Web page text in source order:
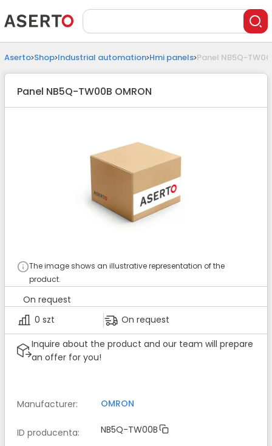
Aserto Shop Industrial automation Hmi panels Panel NB5Q-
Panel NB5Q-TW00B OMRON
The image shows an illustrative representation of the
product.
On request
0 szt
On request
Inquire about the product and our team will prepare
an offer for you!
Manufacturer: OMRON
ID producenta: NB5Q-TW00B